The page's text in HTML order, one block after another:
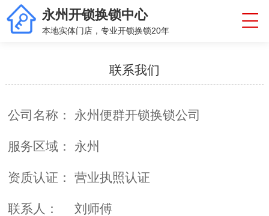
永州开锁换锁中心
本地实体门店，专业开锁换锁20年
联系我们
公司名称： 永州便群开锁换锁公司
服务区域： 永州
资质认证： 营业执照认证
联系人： 刘师傅